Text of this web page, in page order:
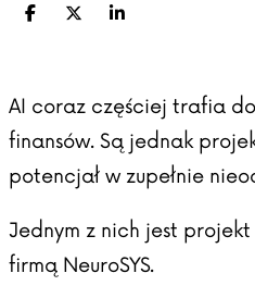
Facebook
X (Twitter)
LinkedIn
AI coraz częściej trafia
finansów. Są jednak
potencjał w zupełnie
Jednym z nich jest
firmą NeuroSYS.